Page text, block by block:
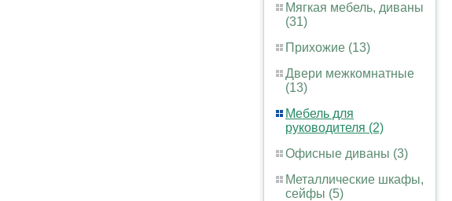
Мягкая мебель, диваны
(31)
Прихожие (13)
Двери межкомнатные
(13)
Мебель для
руководителя (2)
Офисные диваны (3)
Металлические шкафы,
сейфы (5)